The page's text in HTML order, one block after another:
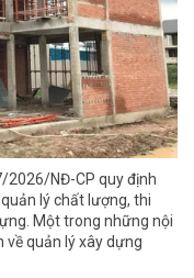
2026/NĐ-CP quy định
lý chất Iượng, thi
Một trong những nội
về quản lý xây dựng